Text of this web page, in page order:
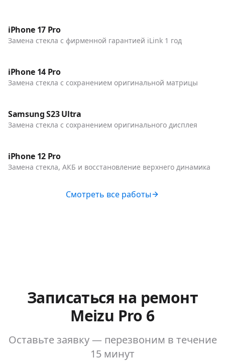
Телефоны
iPhone 17 Pro
Замена стекла с фирменной гарантией iLink 1 год
Телефоны
До / После
iPhone 14 Pro
Замена стекла с сохранением оригинальной матрицы
Телефоны
До / После
Samsung S23 Ultra
Замена стекла с сохранением оригинального дисплея
Телефоны
До / После
iPhone 12 Pro
Замена стекла, АКБ и восстановление верхнего динамика
Смотреть все работы
Записаться на ремонт
Meizu Pro 6
Оставьте заявку — перезвоним в течение
15 минут